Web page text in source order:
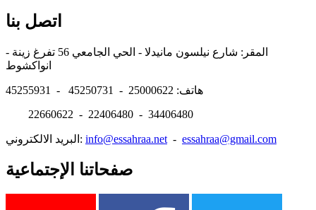
اتصل بنا
المقر: شارع نيلسون مانيدلا - الحي الجامعي 56 تفرغ زينة -
هاتف: 25000622 - 45250731 - 45255931
22660622 - 22406480 - 34406480
البريد الالكتروني: info@essahraa.net - essahraa@gmail.com
صفحاتنا الإجتماعية